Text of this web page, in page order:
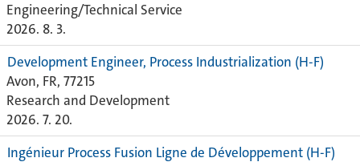
Engineering/Technical Service
2026. 8. 3.
Development Engineer, Process Industrialization (H-F)
Avon, FR, 77215
Research and Development
2026. 7. 20.
Ingénieur Process Fusion Ligne de Développement (H-F)